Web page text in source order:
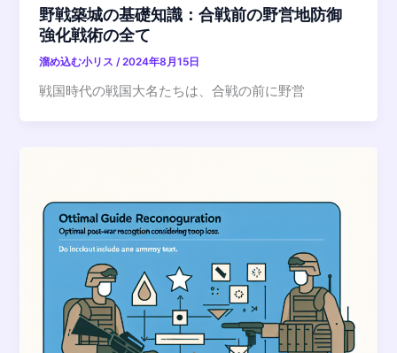
野戦築城の基礎知識：合戦前の野営地防御
強化戦術の全て
溜め込む小リス/2024年8月15日
戦国時代の戦国大名たちは、合戦の前に野営